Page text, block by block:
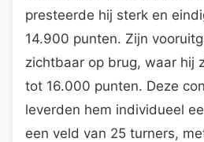
presteerde hij sterk en
14.900 punten. Zijn
zichtbaar op brug, waar hij
tot 16.000 punten. Deze
leverden hem individueel
een veld van 25 turners,